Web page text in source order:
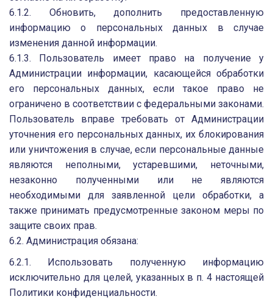
6.1.2. Обновить, дополнить предоставленную
информацию о персональных данных в случае
изменения данной информации.
6.1.3. Пользователь имеет право на получение у
Администрации информации, касающейся обработки
его персональных данных, если такое право не
ограничено в соответствии с федеральными законами.
Пользователь вправе требовать от Администрации
уточнения его персональных данных, их блокирования
или уничтожения в случае, если персональные данные
являются неполными, устаревшими, неточными,
незаконно полученными или не являются
необходимыми для заявленной цели обработки, а
также принимать предусмотренные законом меры по
защите своих прав.
6.2. Администрация обязана:
6.2.1. Использовать полученную информацию
исключительно для целей, указанных в п. 4 настоящей
Политики конфиденциальности.